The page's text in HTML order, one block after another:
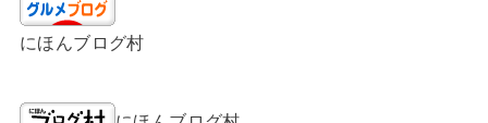
にほんブログ村